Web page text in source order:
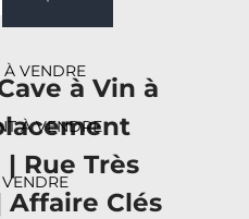
À VENDRE
À VENDRE
à Vin à
Rue Très
Affaire Clés